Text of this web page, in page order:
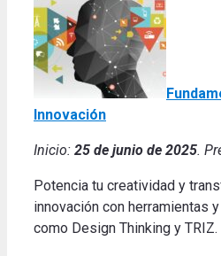
Innovación
Inicio: 25 de junio de 2025.
Potencia tu creatividad y
innovación con herramientas
como Design Thinking y TRIZ.